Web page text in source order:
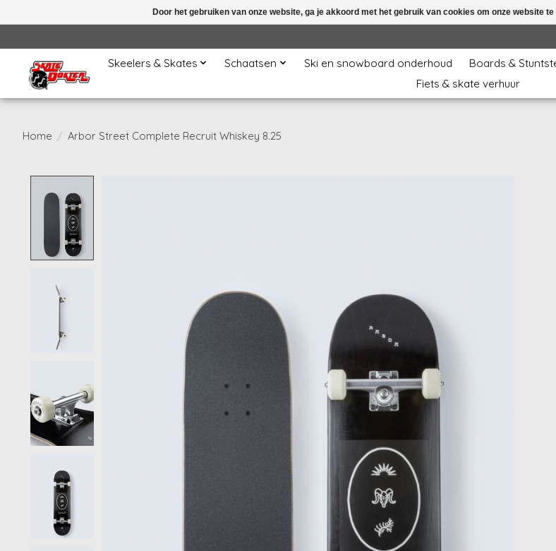
Skeelers & Skates Schaatsen Ski en snowboard onderhoud Boards &
Fiets & skate verhuur
Home / Arbor Street Complete Recruit Whiskey 8.25
Door het gebruiken van onze website, ga je akkoord met het gebruik van cookies om onze website